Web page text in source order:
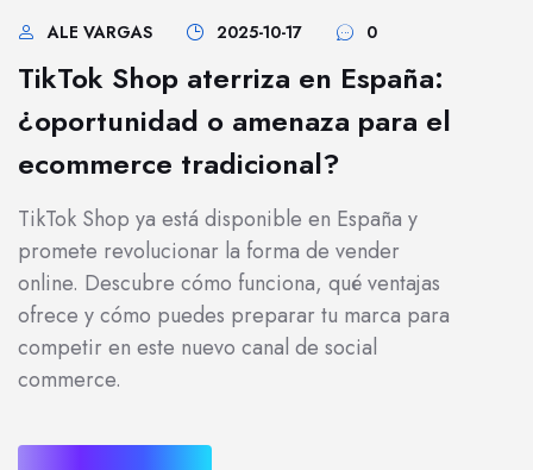
ALE VARGAS 2025-10-17 0
TikTok Shop aterriza en España:
¿oportunidad o amenaza para el
ecommerce tradicional?
TikTok Shop ya está disponible en España y
promete revolucionar la forma de vender
online. Descubre cómo funciona, qué ventajas
ofrece y cómo puedes preparar tu marca para
competir en este nuevo canal de social
commerce.